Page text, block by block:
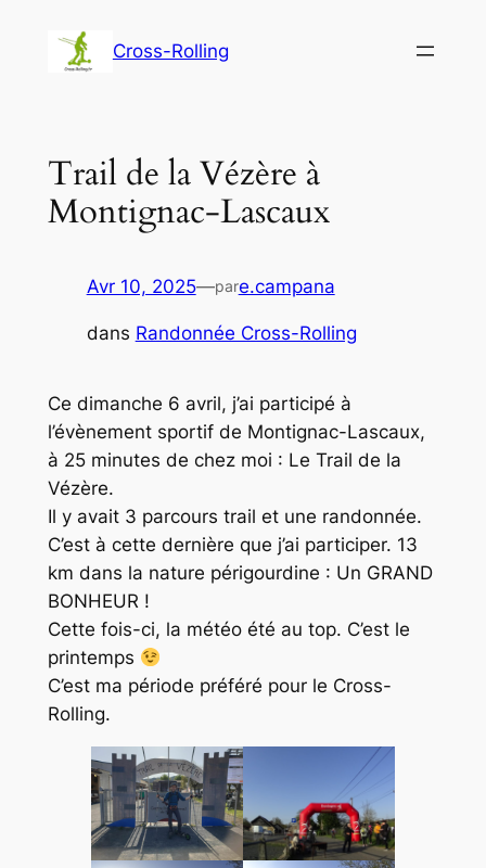
contenu
Cross-Rolling
Trail de la Vézère à
Montignac-Lascaux
Avr 10, 2025—pare.campana
dans Randonnée Cross-Rolling
Ce dimanche 6 avril, j’ai participé à
l’évènement sportif de Montignac-Lascaux,
à 25 minutes de chez moi : Le Trail de la
Vézère.
Il y avait 3 parcours trail et une randonnée.
C’est à cette dernière que j’ai participer. 13
km dans la nature périgourdine : Un GRAND
BONHEUR !
Cette fois-ci, la météo été au top. C’est le
printemps
C’est ma période préféré pour le Cross-
Rolling.